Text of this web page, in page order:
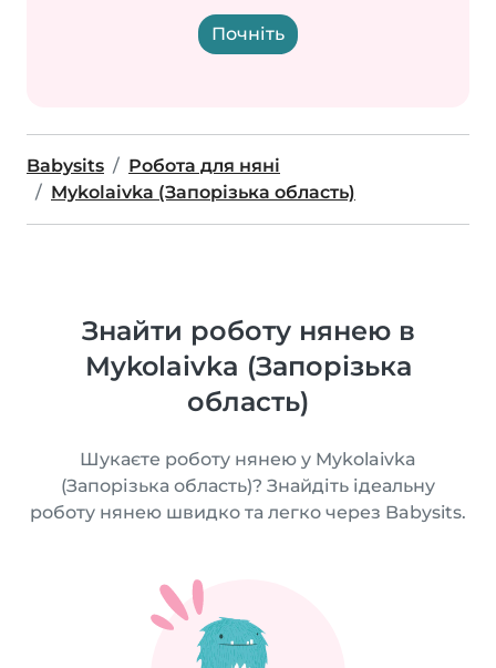
Почніть
Babysits
Робота для няні
Mykolaivka (Запорізька область)
Знайти роботу нянею в
Mykolaivka (Запорізька
область)
Шукаєте роботу нянею у Mykolaivka
(Запорізька область)? Знайдіть ідеальну
роботу нянею швидко та легко через Babysits.